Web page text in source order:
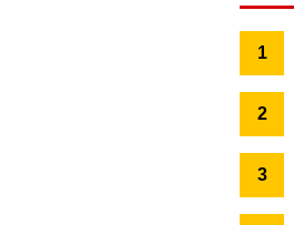
1
2
3